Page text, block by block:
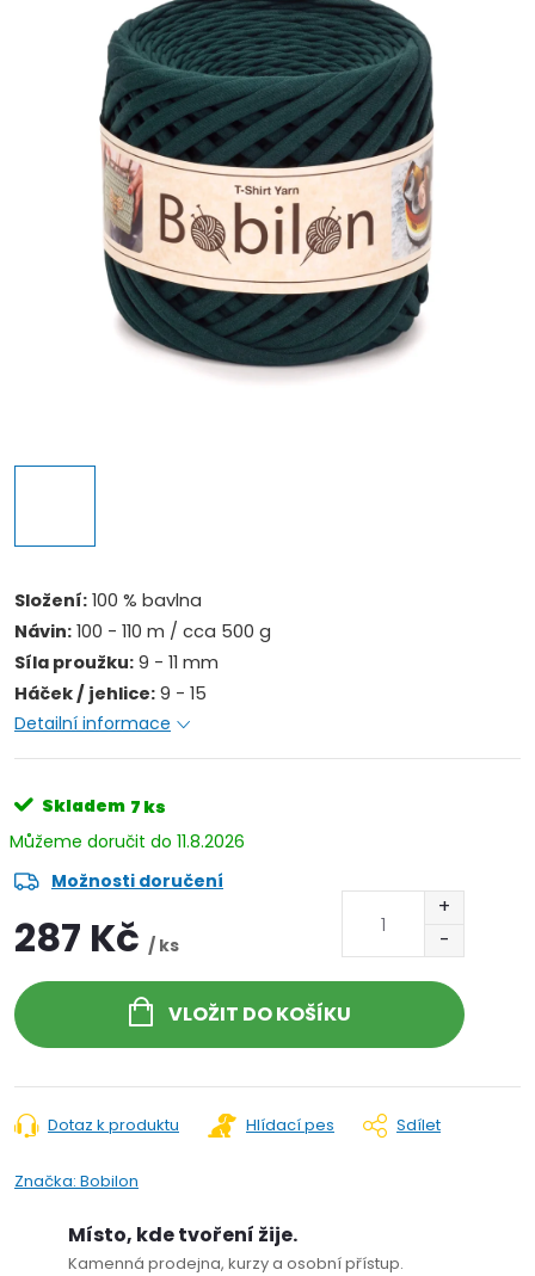
Složení: 100 % bavlna
Návin: 100 - 110 m / cca 500 g
Síla proužku: 9 - 11 mm
Háček / jehlice: 9 - 15
Detailní informace
Skladem 7 ks
11.8.2026
Možnosti doručení
287 Kč / ks
VLOŽIT DO KOŠÍKU
Dotaz k produktu Hlídací pes Sdílet
Značka: Bobilon
Místo, kde tvoření žije.
Kamenná prodejna, kurzy a osobní přístup.